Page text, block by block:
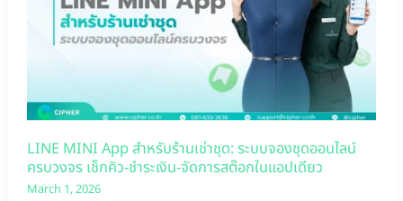
LINE MINI App สำหรับร้านเช่าชุด: ระบบจองชุดออนไลน์
ครบวงจร เช็กคิว-ชำระเงิน-จัดการสต๊อกในแอปเดียว
March 1, 2026